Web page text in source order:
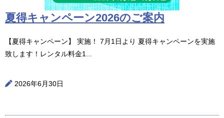
夏得キャンペーン2026のご案内
【夏得キャンペーン】 実施！ 7月1日より 夏得キャンペーンを実施
致します！レンタル料金1...
2026年6月30日